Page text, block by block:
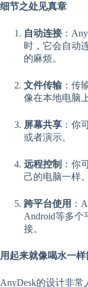
细节之处见真章
自动连接：
时，它会自动
的麻烦。
文件传输：传
像在本地电脑
屏幕共享 ：你
或者演示。
远程控制 ：你
己的电脑一样。
跨平台使用 ：
Android等多
接。
用起来就像喝水一样
AnyDesk的设计非